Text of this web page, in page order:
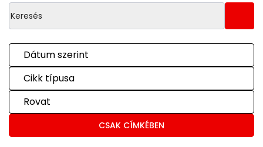
Dátum szerint
Cikk típusa
Rovat
CSAK CÍMKÉBEN